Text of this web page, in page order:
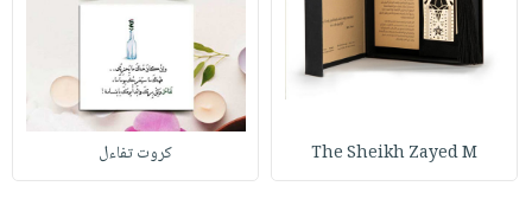
The Sheikh Zayed M كروت تفاءل